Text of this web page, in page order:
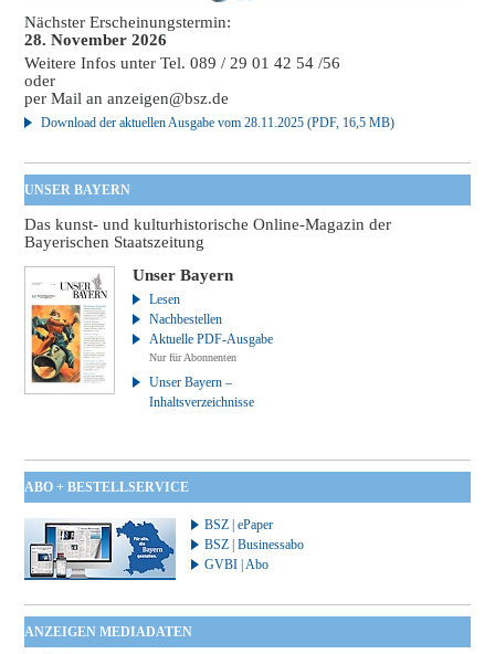
Nächster Erscheinungstermin:
28. November 2026
Weitere Infos unter Tel. 089 / 29 01 42 54 /56
oder
per Mail ananzeigen@bsz.de
Download der aktuellen Ausgabe vom 28.11.2025 (PDF, 16,5 MB)
UNSER BAYERN
Das kunst- und kulturhistorische Online-Magazin der
Bayerischen Staatszeitung
Unser Bayern
Lesen
Nachbestellen
Aktuelle PDF-Ausgabe
Nur für Abonnenten
Unser Bayern –
Inhaltsverzeichnisse
ABO + BESTELLSERVICE
BSZ | ePaper
BSZ | Businessabo
GVBI | Abo
ANZEIGEN MEDIADATEN